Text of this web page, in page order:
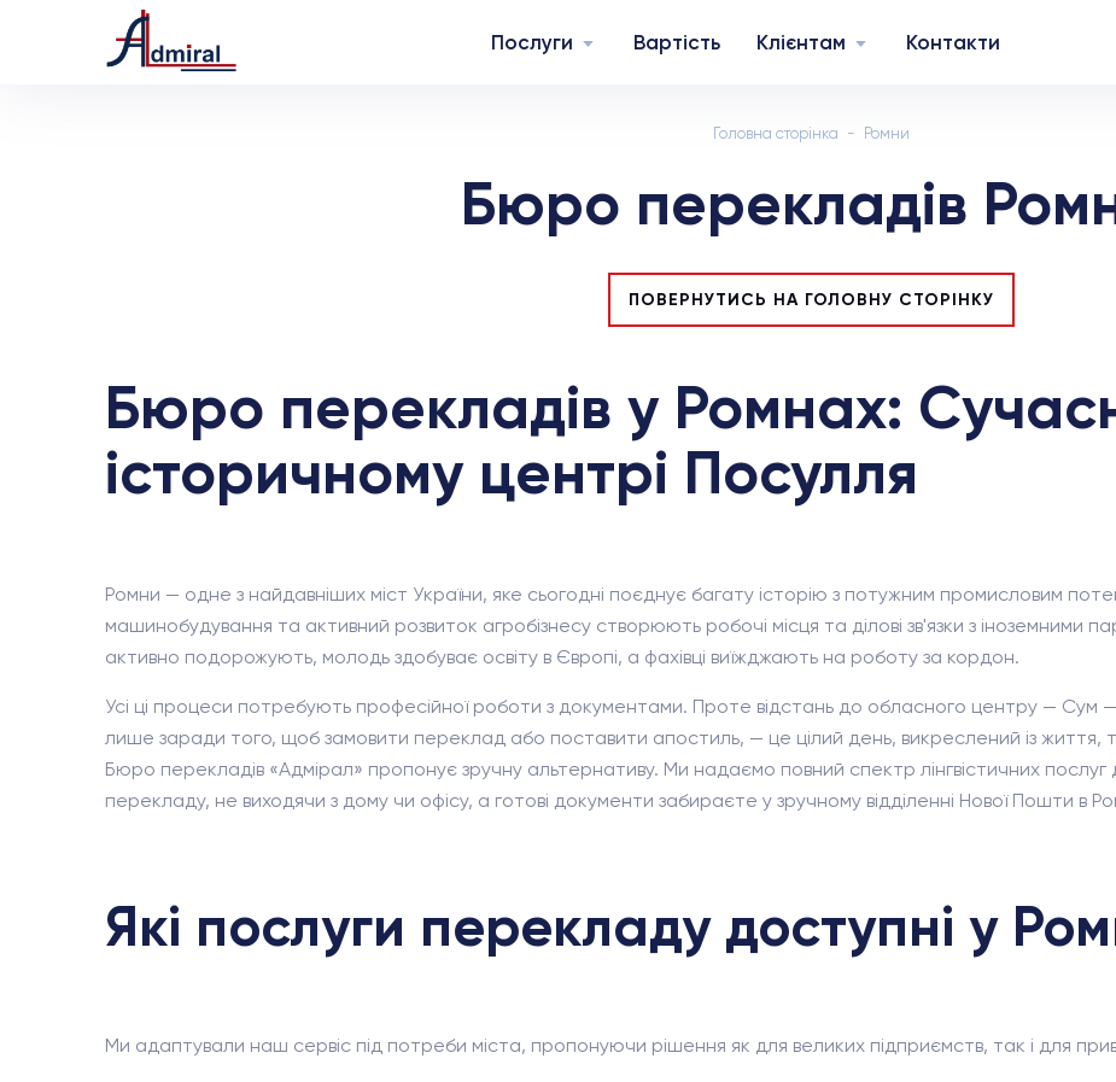
Послуги Вартість Клієнтам Контакти
Головна сторінка Ромни
Бюро перекладів
ПОВЕРНУТИСЬ НА ГОЛОВНУ СТОРІНКУ
Бюро перекладів у Ромнах:
історичному центрі Посулля
Ромни — одне з найдавніших міст України, яке сьогодні поєднує багату історію з потужним промисловим
машинобудування та активний розвиток агробізнесу створюють робочі місця та ділові зв'язки з
активно подорожують, молодь здобуває освіту в Європі, а фахівці виїжджають на роботу за кордон.
Усі ці процеси потребують професійної роботи з документами. Проте відстань до обласного центру — Сум
лише заради того, щоб замовити переклад або поставити апостиль, — це цілий день, викреслений із життя,
Бюро перекладів «Адмірал» пропонує зручну альтернативу. Ми надаємо повний спектр лінгвістичних
перекладу, не виходячи з дому чи офісу, а готові документи забираєте у зручному відділенні Нової Пошти в
Які послуги перекладу доступні у
Ми адаптували наш сервіс під потреби міста, пропонуючи рішення як для великих підприємств, так і для